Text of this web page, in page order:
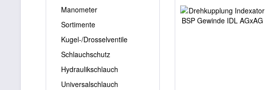
Manometer
Sortimente
Kugel-/Drosselventile
Schlauchschutz
Hydraulikschlauch
Universalschlauch